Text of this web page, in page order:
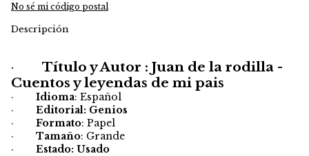
No sé mi código postal
Descripción
· Título y Autor : Juan de la rodilla -
Cuentos y leyendas de mi pais
· Idioma: Español
· Editorial: Genios
· Formato: Papel
· Tamaño: Grande
· Estado: Usado